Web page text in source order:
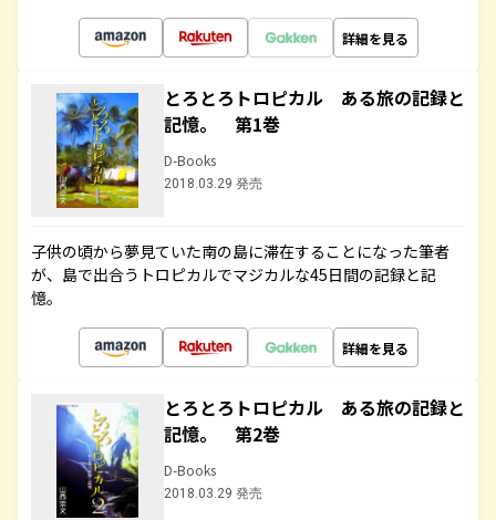
詳細を見る
とろとろトロピカル ある旅の記録と
記憶。 第1巻
D-Books
2018.03.29 発売
子供の頃から夢見ていた南の島に滞在することになった筆者
が、島で出合うトロピカルでマジカルな45日間の記録と記
憶。
詳細を見る
とろとろトロピカル ある旅の記録と
記憶。 第2巻
D-Books
2018.03.29 発売